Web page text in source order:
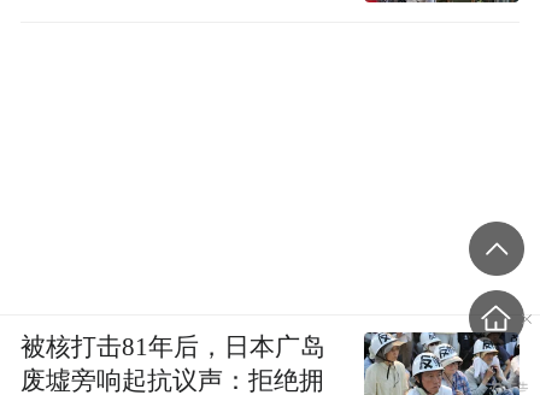
被核打击81年后，日本广岛
废墟旁响起抗议声：拒绝拥